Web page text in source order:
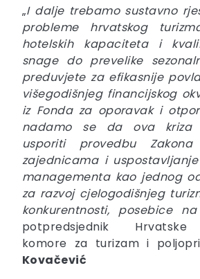
„I dalje trebamo sustavno
probleme hrvatskog
hotelskih kapaciteta i
snage do prevelike
preduvjete za efikasnije
višegodišnjeg financijskog
iz Fonda za oporavak i
nadamo se da ova kriza
usporiti provedbu
zajednicama i
managementa kao jednog
za razvoj cjelogodišnjeg
konkurentnosti, posebice
potpredsjednik Hrvatske
komore za turizam i
Kovačević